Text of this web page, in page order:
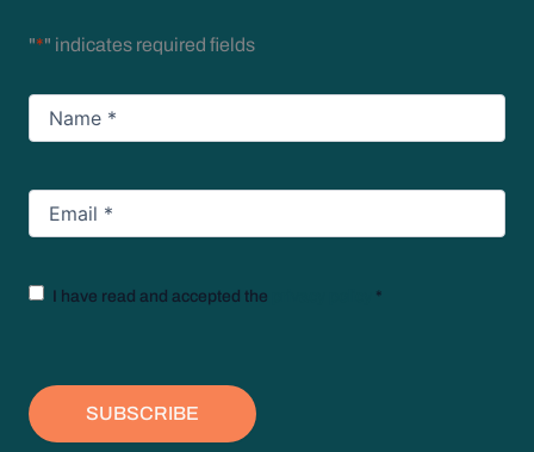
"*" indicates required fields
TextoI have read and accepted the *
SUBSCRIBE